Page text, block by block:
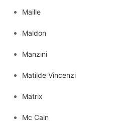
Maille
Maldon
Manzini
Matilde Vincenzi
Matrix
Mc Cain